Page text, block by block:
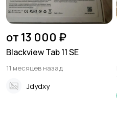
от 13 000 ₽
Blackview Tab 11 SE
11 месяцев назад
Jdydxy